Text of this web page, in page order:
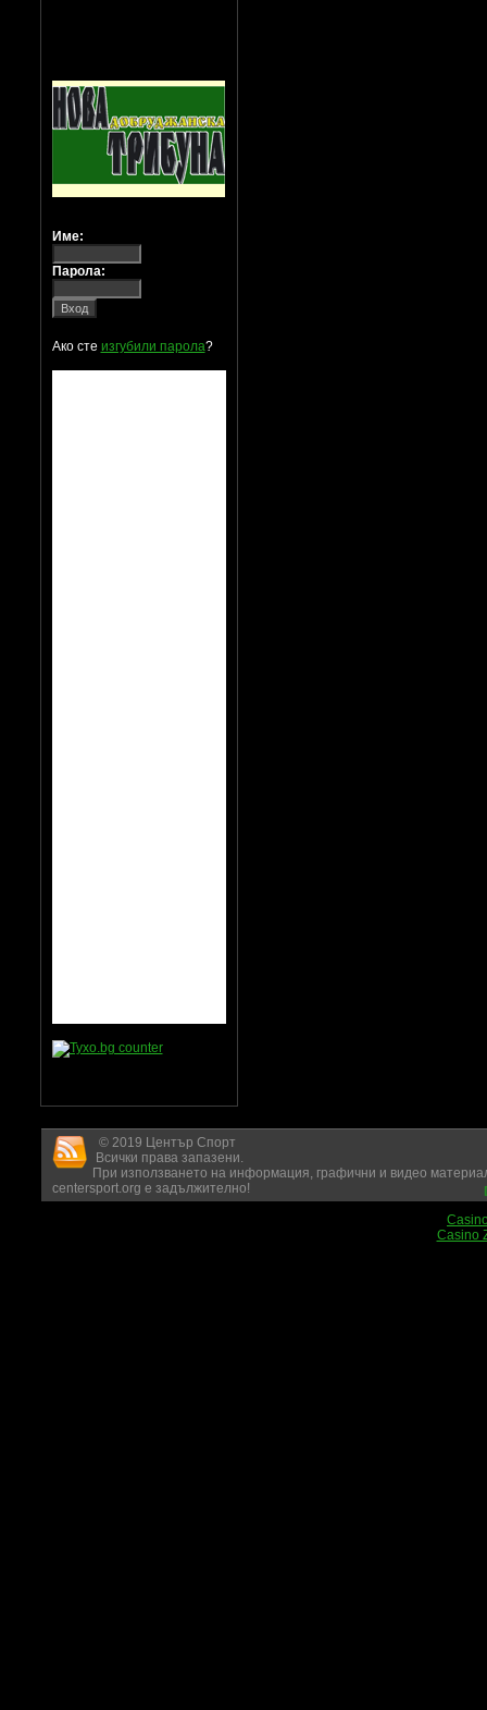
Име:
Парола:
Ако сте изгубили парола?
© 2019 Център Спорт
Всички права запазени.
При използването на информация, графични и видео
centersport.org е задължително!
Casino